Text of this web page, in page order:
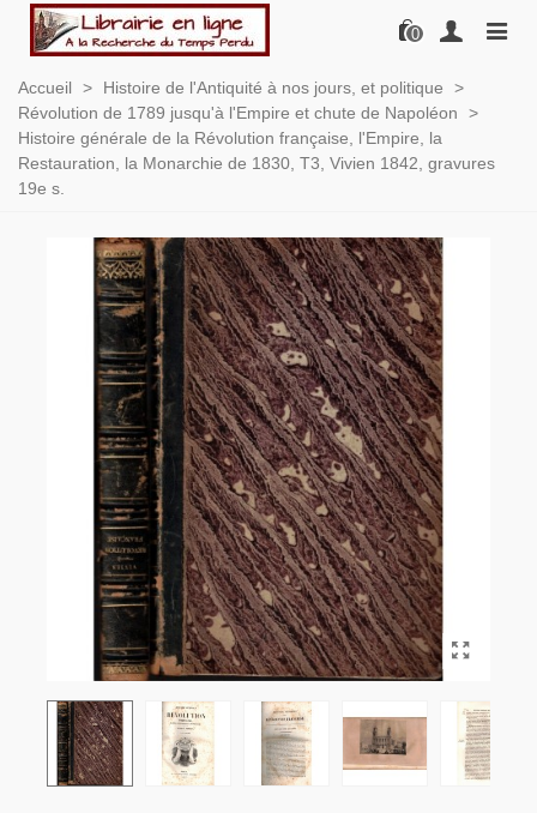
0
Accueil > Histoire de l'Antiquité à nos jours, et politique
>
Révolution de 1789 jusqu'à l'Empire et chute de Napoléon
>
Histoire générale de la Révolution française, l'Empire, la
Restauration, la Monarchie de 1830, T3, Vivien 1842, gravures
19e s.